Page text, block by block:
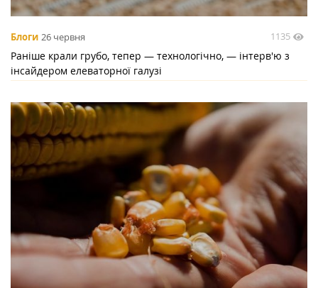
Блоги 26 червня 1135
Раніше крали грубо, тепер — технологічно, — інтерв'ю з
інсайдером елеваторної галузі